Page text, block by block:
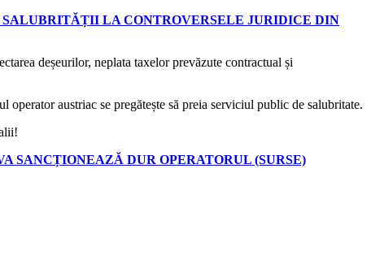
LA CONTROVERSELE JURIDICE DIN
deșeurilor, neplata taxelor prevăzute contractual și
austriac se pregătește să preia serviciul public de salubritate.
SANCȚIONEAZĂ DUR OPERATORUL (SURSE)